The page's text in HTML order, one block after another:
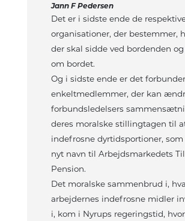
Jann F Pedersen
Det er i sidste ende de
organisationer, der bestemmer,
der skal sidde ved bordenden
om bordet.
Og i sidste ende er det
enkeltmedlemmer, der kan
forbundsledelsers
deres moralske stillingtagen til
indefrosne dyrtidsportioner,
nyt navn til Arbejdsmarkedets
Pension.
Det moralske sammenbrud i,
arbejdernes indefrosne midler
i, kom i Nyrups regeringstid, hvor